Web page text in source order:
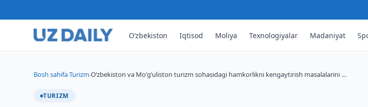
O‘zbekiston Iqtisod Moliya Texnologiyalar Madaniyat
Bosh sahifa›Turizm›O‘zbekiston va Mo‘g‘uliston turizm sohasidagi hamkorlikni kengaytirish masalalarini …
TURIZM